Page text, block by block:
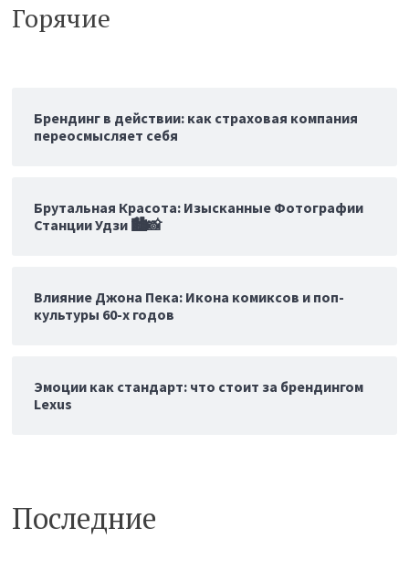
Горячие
Брендинг в действии: как страховая компания
переосмысляет себя
Брутальная Красота: Изысканные Фотографии
Станции Удзи 🏙️📸
Влияние Джона Пека: Икона комиксов и поп-
культуры 60-х годов
Эмоции как стандарт: что стоит за брендингом
Lexus
Последние